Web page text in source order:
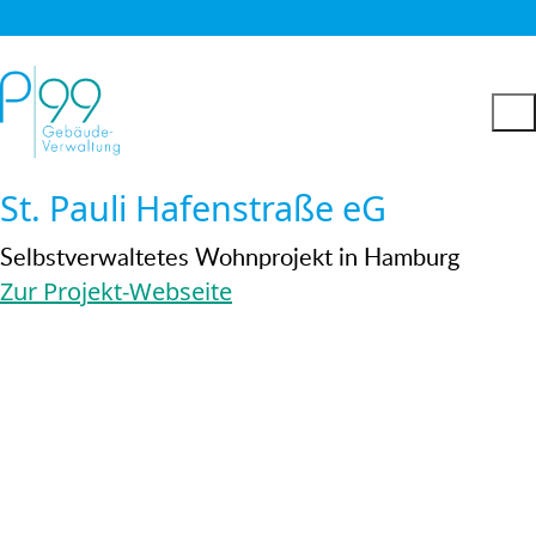
St. Pauli Hafenstraße eG
Selbstverwaltetes Wohnprojekt in Hamburg
Zur Projekt-Webseite